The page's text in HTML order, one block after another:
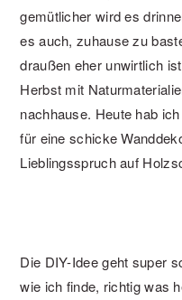
gemütlicher wird es
es auch, zuhause zu
draußen eher unwirtlich
Herbst mit
nachhause. Heute hab
für eine schicke
Lieblingsspruch auf
Die DIY-Idee geht super
wie ich finde, richtig was